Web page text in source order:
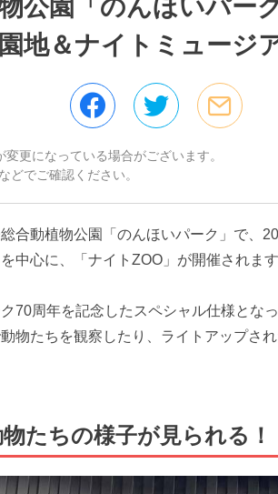
公園「のんほいパー
地＆ナイトミュージ
更になっている場合がございます。
どでご確認ください。
合動植物公園「のんほいパーク」で、
中心に、「ナイトZOO」が開催されます
70周年を記念したスペシャル仕様とな
物たちを観察したり、ライトアップさ
たちの様子が見られる！